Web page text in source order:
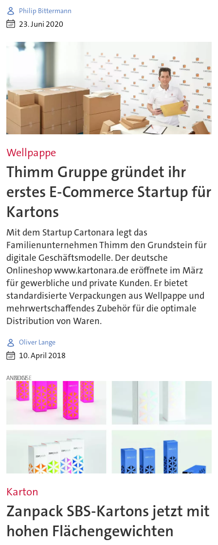
Philip Bittermann
23. Juni 2020
Wellpappe
Thimm Gruppe gründet ihr
erstes E-Commerce Startup für
Kartons
Mit dem Startup Cartonara legt das
Familienunternehmen Thimm den Grundstein für
digitale Geschäftsmodelle. Der deutsche
Onlineshop www.kartonara.de eröffnete im März
für gewerbliche und private Kunden. Er bietet
standardisierte Verpackungen aus Wellpappe und
mehrwertschaffendes Zubehör für die optimale
Distribution von Waren.
Oliver Lange
10. April 2018
ANZEIGE
Karton
Zanpack SBS-Kartons jetzt mit
hohen Flächengewichten